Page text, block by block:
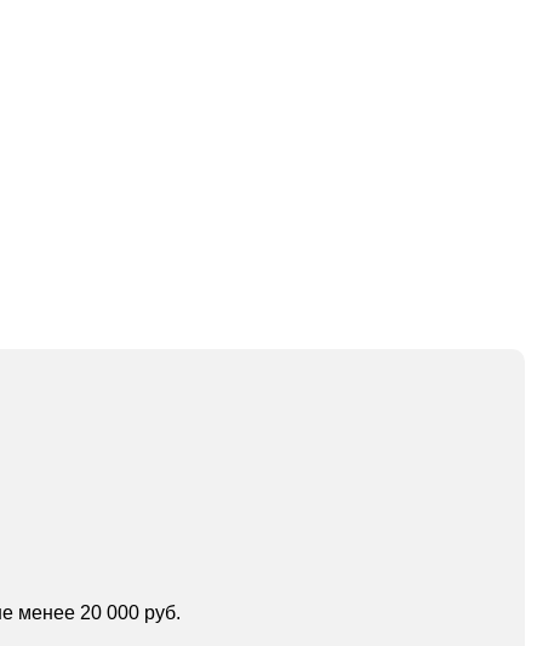
менее 20 000 руб.